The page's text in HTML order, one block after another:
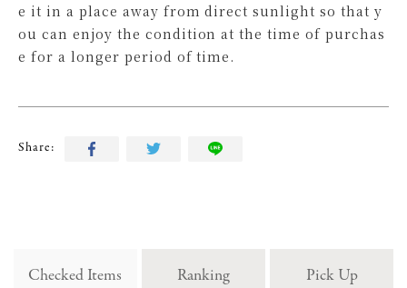
e it in a place away from direct sunlight so that y
ou can enjoy the condition at the time of purchas
e for a longer period of time.
Share:
Checked Items Ranking Pick Up